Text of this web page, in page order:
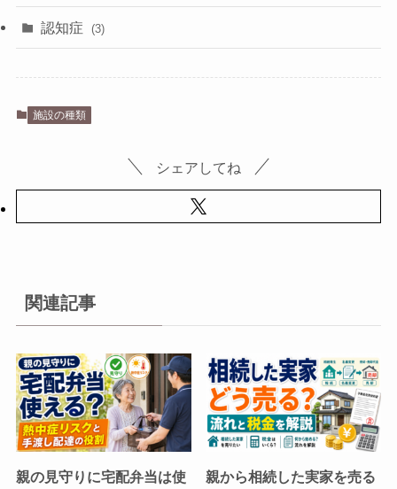
認知症 (3)
施設の種類
シェアしてね
関連記事
親の見守りに宅配弁当は使
親から相続した実家を売る